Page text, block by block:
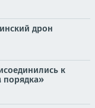
дрон
к
порядка»